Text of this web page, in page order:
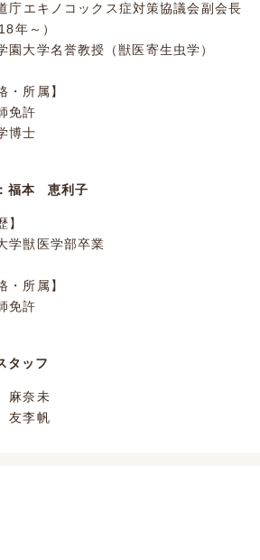
庁エキノコックス症対策協議会副会長
年～）
園大学名誉教授（獣医寄生虫学）
・所属】
免許
博士
福本 恵利子
】
学獣医学部卒業
・所属】
免許
タッフ
麻奈未
友李帆